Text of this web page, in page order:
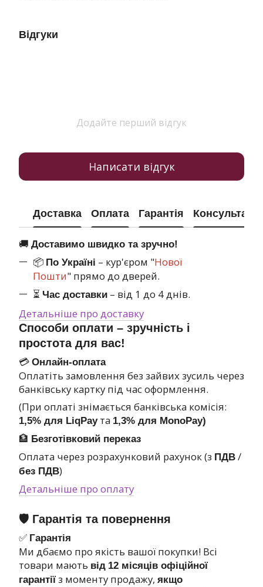
Відгуки
Додайте перший відгук
Написати відгук
Доставка Оплата Гарантія Консультація
🚚 Доставимо швидко та зручно!
📦 По Україні – кур'єром "Нової
Пошти" прямо до дверей.
⏳ Час доставки – від 1 до 4 днів.
Детальніше про доставку
Способи оплати – зручність і
простота для вас!
💳 Онлайн-оплата
Оплатіть замовлення без зайвих зусиль через
банківську картку під час оформлення.
(При оплаті знімається банківська комісія:
1,5% для LiqPayта 1,3% для MonoPay)
🏦 Безготівковий переказ
Оплата через розрахунковий рахунок (з ПДВ /
без ПДВ)
Детальніше про оплату
🛡 Гарантія та повернення
✅ Гарантія
Ми дбаємо про якість вашої покупки! Всі
товари мають від 12 місяців офіційної
гарантії з моменту продажу, якщо